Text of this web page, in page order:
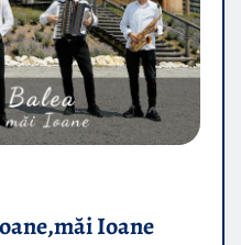
Ioane